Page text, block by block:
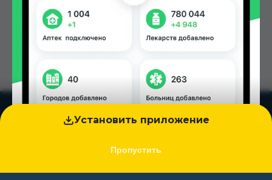
Установить приложение
Пропустить